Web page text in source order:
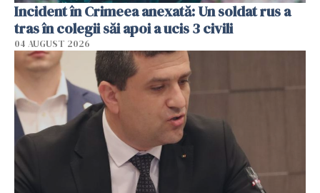
Incident în Crimeea anexată: Un soldat rus a
tras în colegii săi apoi a ucis 3 civili
04 AUGUST 2026